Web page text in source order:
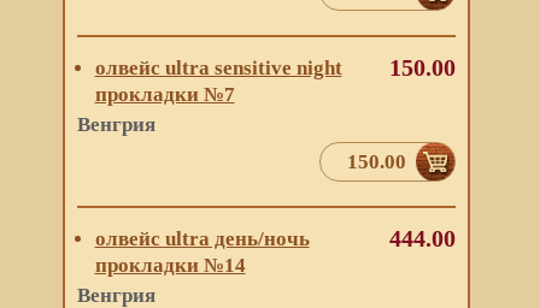
олвейс ultra sensitive night
прокладки №7
Венгрия
150.00
150.00
олвейс ultra день/ночь
прокладки №14
Венгрия
444.00